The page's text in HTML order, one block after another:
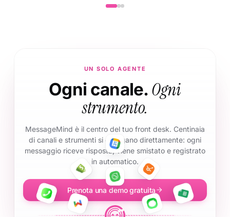
UN SOLO AGENTE
Ogni canale. Ogni
strumento.
MessageMind è il centro del tuo front desk. Centinaia
di canali e strumenti si collegano direttamente: ogni
messaggio riceve risposta, viene smistato e registrato
in automatico.
Prenota una demo gratuita